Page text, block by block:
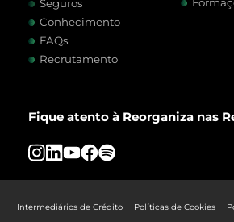
Seguros
Conhecimento
FAQs
Recrutamento
Fique atento à Reorganiza nas
Intermediários de Crédito Políticas de Cookies